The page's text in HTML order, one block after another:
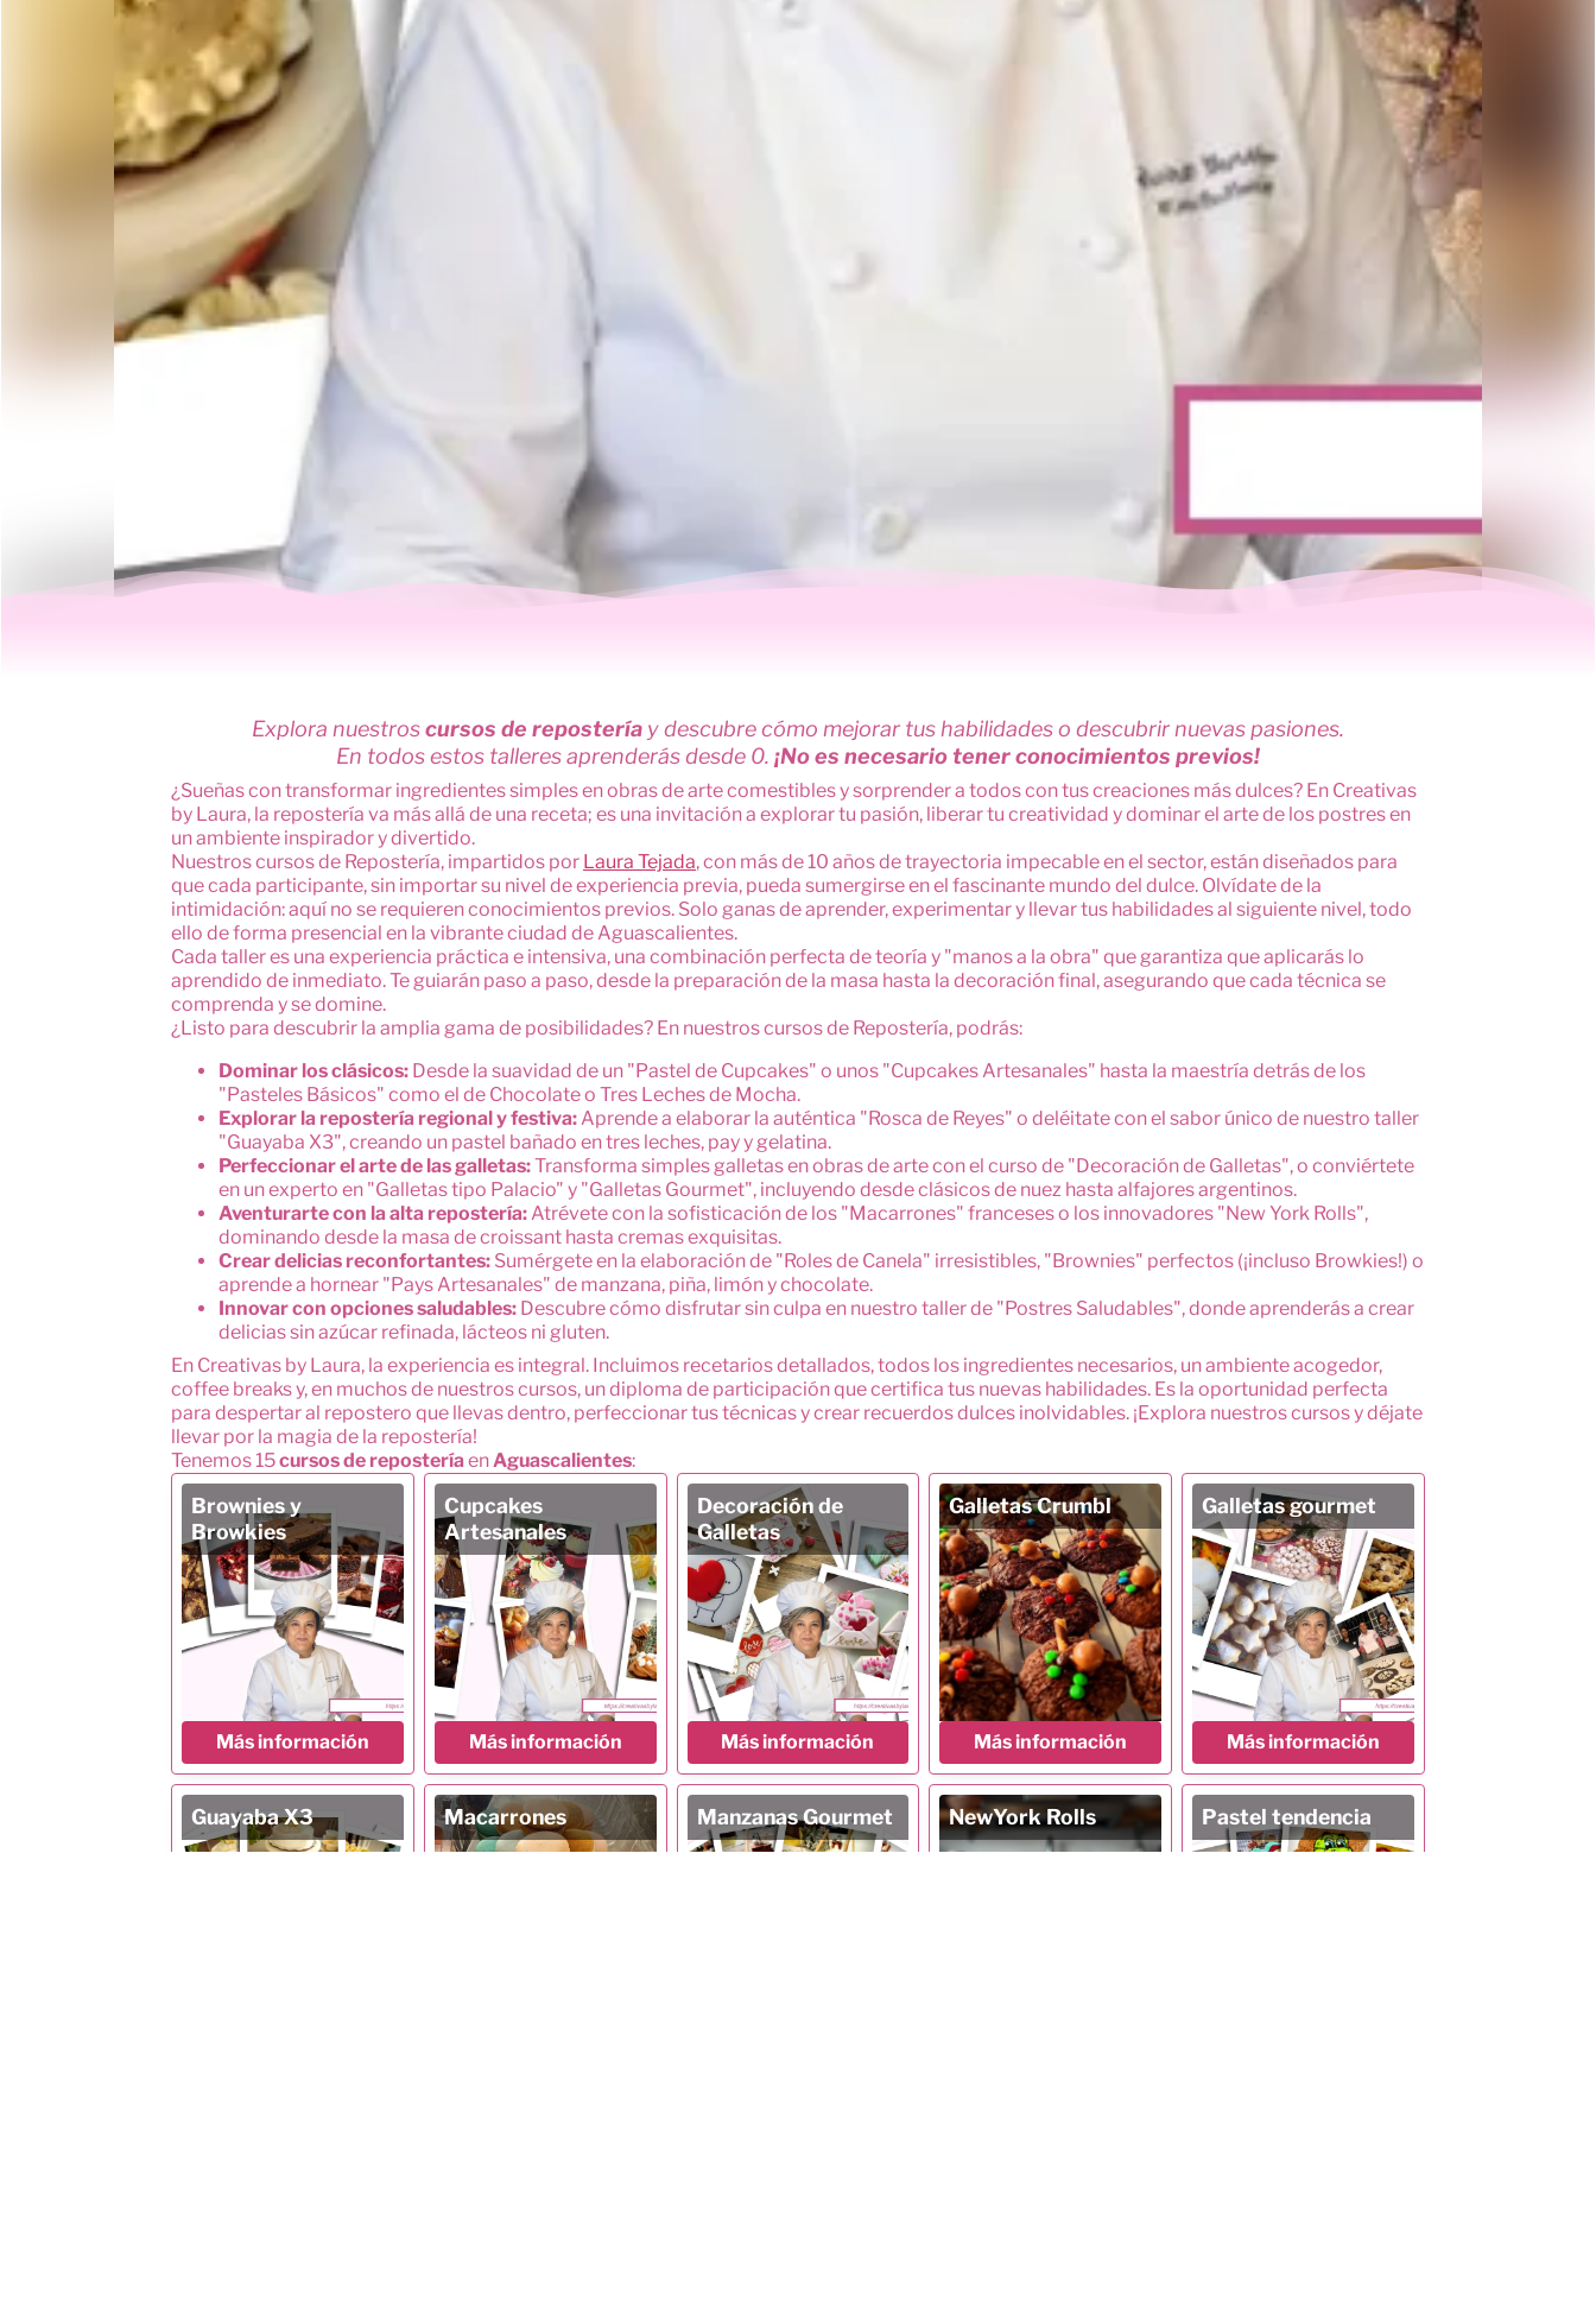
Explora nuestroscursos de repostería y descubre cómo mejorar tus habilidades o descubrir nuevas pasiones.
En todos estos talleres aprenderás desde 0. ¡No es necesario tener conocimientos previos!
¿Sueñas con transformar ingredientes simples en obras de arte comestibles y sorprender a todos con tus creaciones más dulces? En Creativas
by Laura, la repostería va más allá de una receta; es una invitación a explorar tu pasión, liberar tu creatividad y dominar el arte de los postres en
un ambiente inspirador y divertido.
Nuestros cursos de Repostería, impartidos por Laura Tejada, con más de 10 años de trayectoria impecable en el sector, están diseñados para
que cada participante, sin importar su nivel de experiencia previa, pueda sumergirse en el fascinante mundo del dulce. Olvídate de la
intimidación: aquí no se requieren conocimientos previos. Solo ganas de aprender, experimentar y llevar tus habilidades al siguiente nivel, todo
ello de forma presencial en la vibrante ciudad de Aguascalientes.
Cada taller es una experiencia práctica e intensiva, una combinación perfecta de teoría y "manos a la obra" que garantiza que aplicarás lo
aprendido de inmediato. Te guiarán paso a paso, desde la preparación de la masa hasta la decoración final, asegurando que cada técnica se
comprenda y se domine.
¿Listo para descubrir la amplia gama de posibilidades? En nuestros cursos de Repostería, podrás:
Dominar los clásicos: Desde la suavidad de un "Pastel de Cupcakes" o unos "Cupcakes Artesanales" hasta la maestría detrás de los
"Pasteles Básicos" como el de Chocolate o Tres Leches de Mocha.
Explorar la repostería regional y festiva:Aprende a elaborar la auténtica "Rosca de Reyes" o deléitate con el sabor único de nuestro taller
"Guayaba X3", creando un pastel bañado en tres leches, pay y gelatina.
Perfeccionar el arte de las galletas:Transforma simples galletas en obras de arte con el curso de "Decoración de Galletas", o conviértete
en un experto en "Galletas tipo Palacio" y "Galletas Gourmet", incluyendo desde clásicos de nuez hasta alfajores argentinos.
Aventurarte con la alta repostería:Atrévete con la sofisticación de los "Macarrones" franceses o los innovadores "New York Rolls",
dominando desde la masa de croissant hasta cremas exquisitas.
Crear delicias reconfortantes: Sumérgete en la elaboración de "Roles de Canela" irresistibles, "Brownies" perfectos (¡incluso Browkies!) o
aprende a hornear "Pays Artesanales" de manzana, piña, limón y chocolate.
Innovar con opciones saludables: Descubre cómo disfrutar sin culpa en nuestro taller de "Postres Saludables", donde aprenderás a crear
delicias sin azúcar refinada, lácteos ni gluten.
En Creativas by Laura, la experiencia es integral. Incluimos recetarios detallados, todos los ingredientes necesarios, un ambiente acogedor,
coffee breaks y, en muchos de nuestros cursos, un diploma de participación que certifica tus nuevas habilidades. Es la oportunidad perfecta
para despertar al repostero que llevas dentro, perfeccionar tus técnicas y crear recuerdos dulces inolvidables. ¡Explora nuestros cursos y déjate
llevar por la magia de la repostería!
Tenemos15cursos de repostería enAguascalientes:
Brownies y
Browkies
Más información
Cupcakes
Artesanales
Más información
Decoración de
Galletas
Más información
Galletas Crumbl
Más información
Galletas gourmet
Más información
Guayaba X3 Macarrones Manzanas Gourmet NewYork Rolls Pastel tendencia